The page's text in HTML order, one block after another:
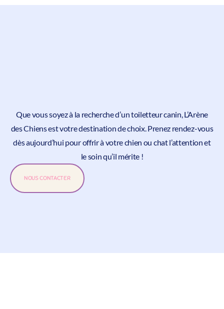
Que vous soyez à la recherche d’un toiletteur canin, L’Arène
des Chiens est votre destination de choix.Prenez rendez-vous
dès aujourd’hui pour offrir à votre chien ou chat l’attention et
le soin qu’il mérite !
NOUS CONTACTER